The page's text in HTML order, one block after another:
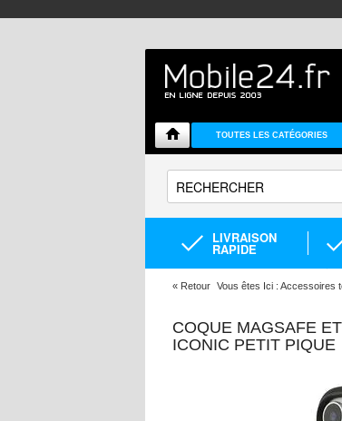
TOUTES LES CATÉGORIES
LIVRAISON
RAPIDE
« Retour Vous êtes Ici : Accessoires
COQUE MAGSAFE
ICONIC PETIT PIQUE